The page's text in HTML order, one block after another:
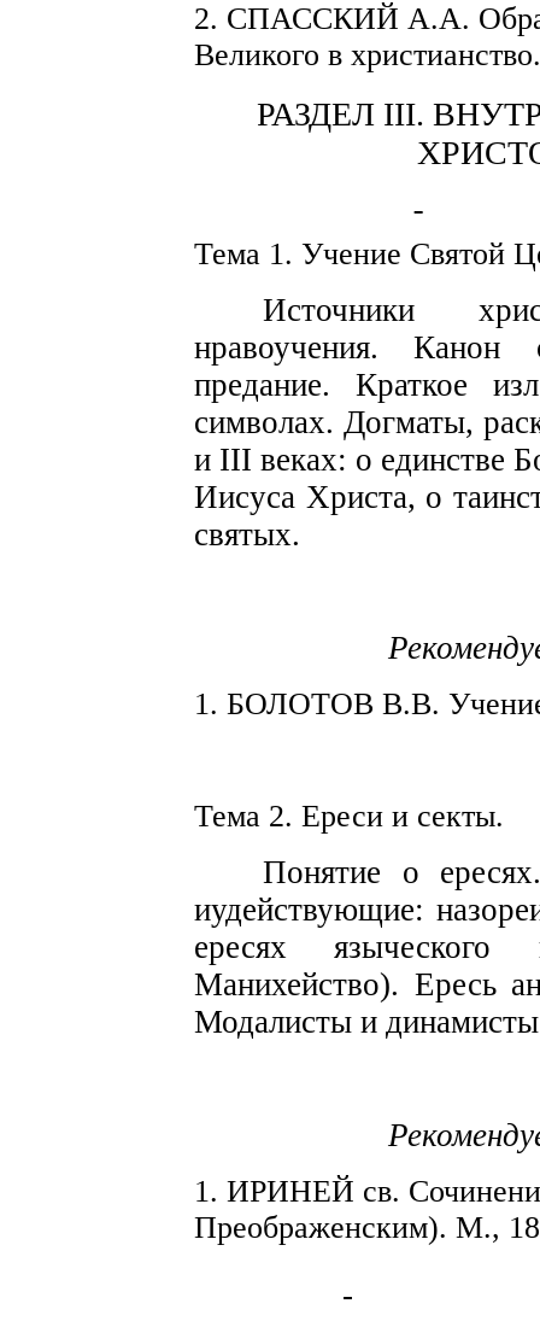
2. СПАССКИЙ А.А.
Великого в христианство.
РАЗДЕЛ III.
Тема 1. Учение Святой
Источники
нравоучения. Канон
предание. Краткое изл
символах. Догматы,
и III веках: о единстве
Иисуса Христа, о
святых.
1. БОЛОТОВ В.В.
Тема 2. Ереси и секты.
Понятие о
иудействующие:
ересях языческого
Манихейство). Ересь
Модалисты и
1. ИРИНЕЙ св.
Преображенским). М.,